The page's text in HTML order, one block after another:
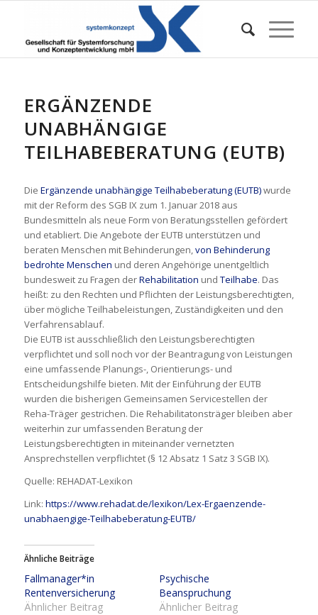
ERGÄNZENDE
UNABHÄNGIGE
TEILHABEBERATUNG (EUTB)
Die Ergänzende unabhängige Teilhabeberatung (EUTB)wurde
mit der Reform des SGB IX zum 1. Januar 2018 aus
Bundesmitteln als neue Form von Beratungsstellen gefördert
und etabliert. Die Angebote der EUTB unterstützen und
beraten Menschen mit Behinderungen,von Behinderung
bedrohte Menschen und deren Angehörige unentgeltlich
bundesweit zu Fragen derRehabilitation und Teilhabe. Das
heißt: zu den Rechten und Pflichten der Leistungsberechtigten,
über mögliche Teilhabeleistungen, Zuständigkeiten und den
Verfahrensablauf.
Die EUTB ist ausschließlich den Leistungsberechtigten
verpflichtet und soll noch vor der Beantragung von Leistungen
eine umfassende Planungs-, Orientierungs- und
Entscheidungshilfe bieten. Mit der Einführung der EUTB
wurden die bisherigen Gemeinsamen Servicestellen der
Reha-Träger gestrichen. Die Rehabilitatonsträger bleiben aber
weiterhin zur umfassenden Beratung der
Leistungsberechtigten in miteinander vernetzten
Ansprechstellen verpflichtet (§ 12 Absatz 1 Satz 3 SGB IX).
Quelle: REHADAT-Lexikon
Link: https://www.rehadat.de/lexikon/Lex-Ergaenzende-
unabhaengige-Teilhabeberatung-EUTB/
Ähnliche Beiträge
Fallmanager*in
Rentenversicherung
Ähnlicher Beitrag
Psychische
Beanspruchung
Ähnlicher Beitrag